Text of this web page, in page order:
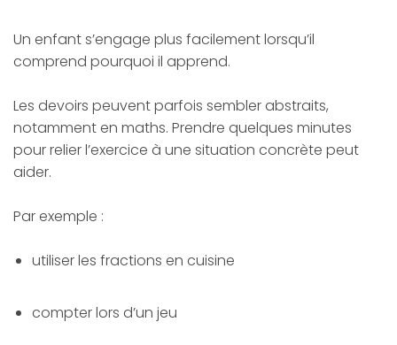
Un enfant s’engage plus facilement lorsqu’il
comprend pourquoi il apprend.
Les devoirs peuvent parfois sembler abstraits,
notamment en maths. Prendre quelques minutes
pour relier l’exercice à une situation concrète peut
aider.
Par exemple :
utiliser les fractions en cuisine
compter lors d’un jeu